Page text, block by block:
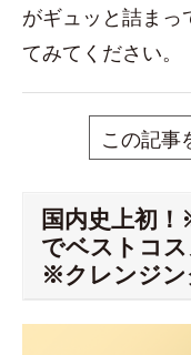
がギュッと詰まっ
てみてください。
この記事
国内史上初
でベストコ
※クレンジ